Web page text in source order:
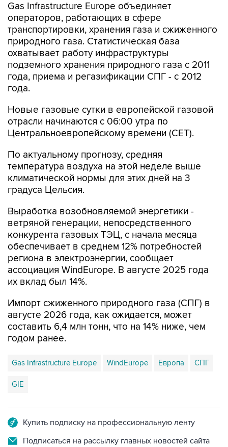
Gas Infrastructure Europe объединяет
операторов, работающих в сфере
транспортировки, хранения газа и сжиженного
природного газа. Статистическая база
охватывает работу инфраструктуры
подземного хранения природного газа с 2011
года, приема и регазификации СПГ - с 2012
года.
Новые газовые сутки в европейской газовой
отрасли начинаются c 06:00 утра по
Центральноевропейскому времени (CET).
По актуальному прогнозу, средняя
температура воздуха на этой неделе выше
климатической нормы для этих дней на 3
градуса Цельсия.
Выработка возобновляемой энергетики -
ветряной генерации, непосредственного
конкурента газовых ТЭЦ, с начала месяца
обеспечивает в среднем 12% потребностей
региона в электроэнергии, сообщает
ассоциация WindEurope. В августе 2025 года
их вклад был 14%.
Импорт сжиженного природного газа (СПГ) в
августе 2026 года, как ожидается, может
составить 6,4 млн тонн, что на 14% ниже, чем
годом ранее.
Gas Infrastructure Europe WindEurope Европа СПГ
GIE
Купить подписку на профессиональную ленту
Подписаться на рассылку главных новостей сайта